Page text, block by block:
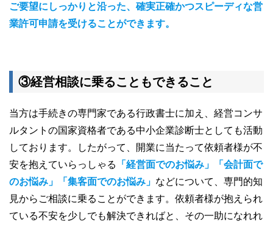
ご要望にしっかりと沿った、確実正確かつスピーディな営
業許可申請を受けることができます。
③経営相談に乗ることもできること
当方は手続きの専門家である行政書士に加え、経営コンサ
ルタントの国家資格者である中小企業診断士としても活動
しております。したがって、開業に当たって依頼者様が不
安を抱えていらっしゃる
「経営面でのお悩み」「会計面で
のお悩み」「集客面でのお悩み」 などについて、専門的知
見からご相談に乗ることができます。依頼者様が抱えられ
ている不安を少しでも解決できればと、その一助になれれ